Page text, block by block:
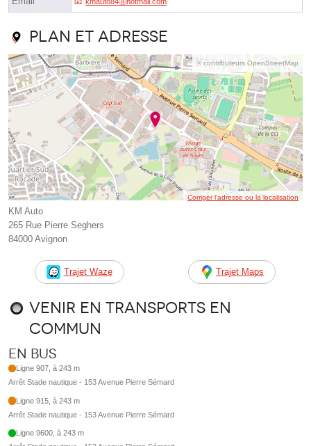
Plan et adresse
© contributeurs OpenStreetMap
Corriger l’adresse ou la localisation
KM Auto
265 Rue Pierre Seghers
84000 Avignon
Trajet Waze Trajet Maps
Venir en transports en
commun
En bus
Ligne 907, à 243 m
Arrêt Stade nautique - 153 Avenue Pierre Sémard
Ligne 915, à 243 m
Arrêt Stade nautique - 153 Avenue Pierre Sémard
Ligne 9600, à 243 m